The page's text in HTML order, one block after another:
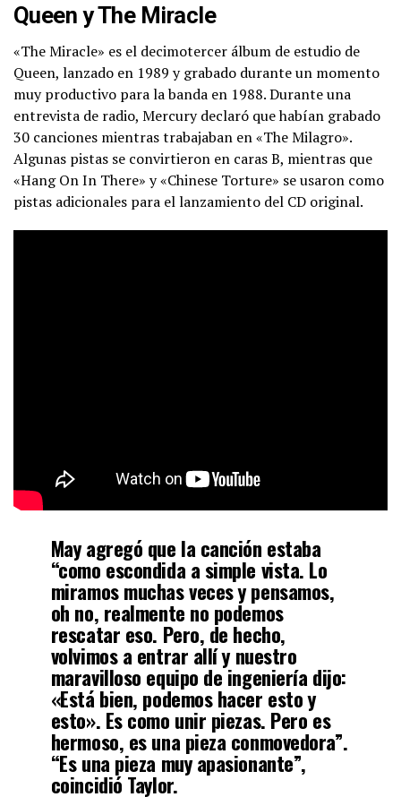
Queen y The Miracle
«The Miracle» es el decimotercer álbum de estudio de
Queen, lanzado en 1989 y grabado durante un momento
muy productivo para la banda en 1988. Durante una
entrevista de radio, Mercury declaró que habían grabado
30 canciones mientras trabajaban en «The Milagro».
Algunas pistas se convirtieron en caras B, mientras que
«Hang On In There» y «Chinese Torture» se usaron como
pistas adicionales para el lanzamiento del CD original.
May agregó que la canción estaba
“como escondida a simple vista. Lo
miramos muchas veces y pensamos,
oh no, realmente no podemos
rescatar eso. Pero, de hecho,
volvimos a entrar allí y nuestro
maravilloso equipo de ingeniería dijo:
«Está bien, podemos hacer esto y
esto». Es como unir piezas. Pero es
hermoso, es una pieza conmovedora”.
“Es una pieza muy apasionante”,
coincidió Taylor.